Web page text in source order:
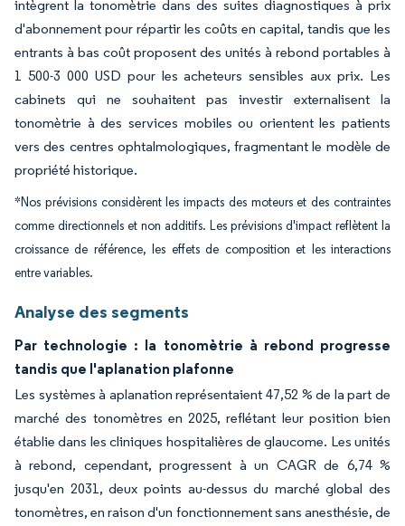
intègrent la tonomètrie dans des suites diagnostiques à prix
d'abonnement pour répartir les coûts en capital, tandis que les
entrants à bas coût proposent des unités à rebond portables à
1 500-3 000 USD pour les acheteurs sensibles aux prix. Les
cabinets qui ne souhaitent pas investir externalisent la
tonomètrie à des services mobiles ou orientent les patients
vers des centres ophtalmologiques, fragmentant le modèle de
propriété historique.
*Nos prévisions considèrent les impacts des moteurs et des contraintes
comme directionnels et non additifs. Les prévisions d'impact reflètent la
croissance de référence, les effets de composition et les interactions
entre variables.
Analyse des segments
Par technologie : la tonomètrie à rebond progresse
tandis que l'aplanation plafonne
Les systèmes à aplanation représentaient 47,52 % de la part de
marché des tonomètres en 2025, reflétant leur position bien
établie dans les cliniques hospitalières de glaucome. Les unités
à rebond, cependant, progressent à un CAGR de 6,74 %
jusqu'en 2031, deux points au-dessus du marché global des
tonomètres, en raison d'un fonctionnement sans anesthésie, de